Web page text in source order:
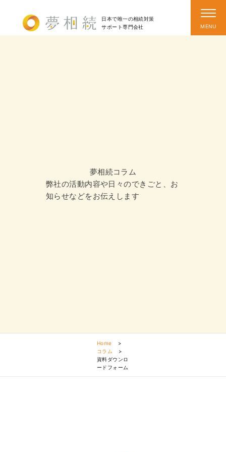
日本で唯一の相続対策
サポート専門会社
夢相続コラム
弊社の活動内容や日々のできごと、お
知らせなどをお伝えします
Home
>
コラム
>
資料ダウンロ
ードフォーム